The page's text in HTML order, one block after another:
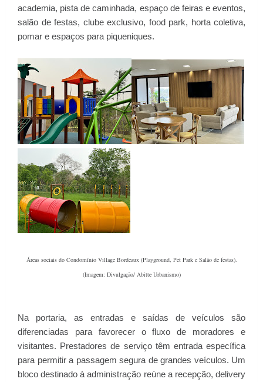
academia, pista de caminhada, espaço de feiras e eventos,
salão de festas, clube exclusivo, food park, horta coletiva,
pomar e espaços para piqueniques.
Áreas sociais do Condomínio Village Bordeaux (Playground, Pet Park e Salão de festas).
(Imagem: Divulgação/ Abitte Urbanismo)
Na portaria, as entradas e saídas de veículos são
diferenciadas para favorecer o fluxo de moradores e
visitantes. Prestadores de serviço têm entrada específica
para permitir a passagem segura de grandes veículos. Um
bloco destinado à administração reúne a recepção, delivery